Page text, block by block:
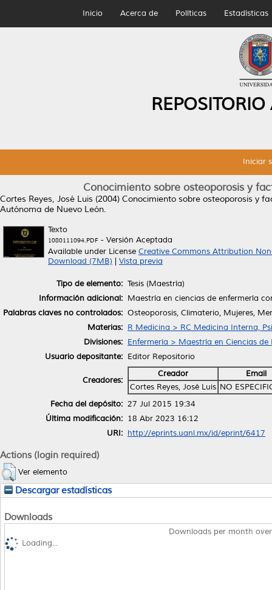
Inicio Acerca de Políticas Estadísticas
Iniciar
Conocimiento sobre osteoporosis y
Cortes Reyes, José Luis (2004) Conocimiento sobre osteoporosis y
Autónoma de Nuevo León.
Texto
1080111094.PDF - Versión Aceptada
Available under License Creative Commons Attribution
Download (7MB)
Vista previa
Tipo de elemento: Tesis (Maestría)
Información adicional: Maestría en ciencias de enfermería
Palabras claves no controlados: Osteoporosis, Climaterio, Mujeres,
Materias: R Medicina > RC Medicina Interna,
Divisiones: Enfermería > Maestría en Ciencias de
Usuario depositante: Editor Repositorio
Creadores:
Creador
Email
Cortes Reyes, José Luis NO
Fecha del depósito: 27 Jul 2015 19:34
Última modificación: 18 Abr 2023 16:12
URI: http://eprints.uanl.mx/id/eprint/6417
Actions (login required)
Ver elemento
Descargar estadísticas
Downloads
Downloads per month
Loading...